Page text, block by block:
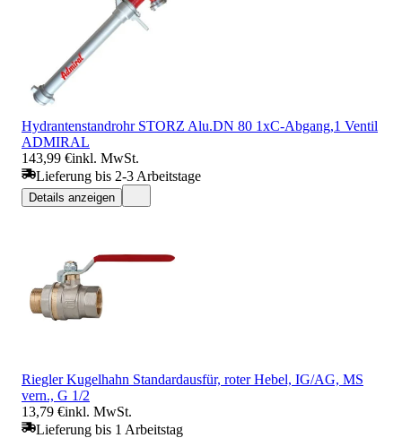
Hydrantenstandrohr STORZ Alu.DN 80 1xC-Abgang,1 Ventil
ADMIRAL
143,99 €inkl. MwSt.
Lieferung bis 2-3 Arbeitstage
Details anzeigen
Riegler Kugelhahn Standardausfür, roter Hebel, IG/AG, MS
vern., G 1/2
13,79 €inkl. MwSt.
Lieferung bis 1 Arbeitstag